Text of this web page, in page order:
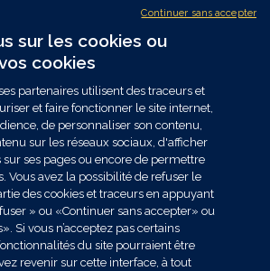
sur les cookies ou
cookies
partenaires utilisent des traceurs et
et faire fonctionner le site internet,
de personnaliser son contenu,
sur les réseaux sociaux, d'afficher
ses pages ou encore de permettre
Vous avez la possibilité de refuser le
des cookies et traceurs en appuyant
» ou «Continuer sans accepter» ou
Si vous n’acceptez pas certains
du site pourraient être
revenir sur cette interface, à tout
Continuer sans accepter